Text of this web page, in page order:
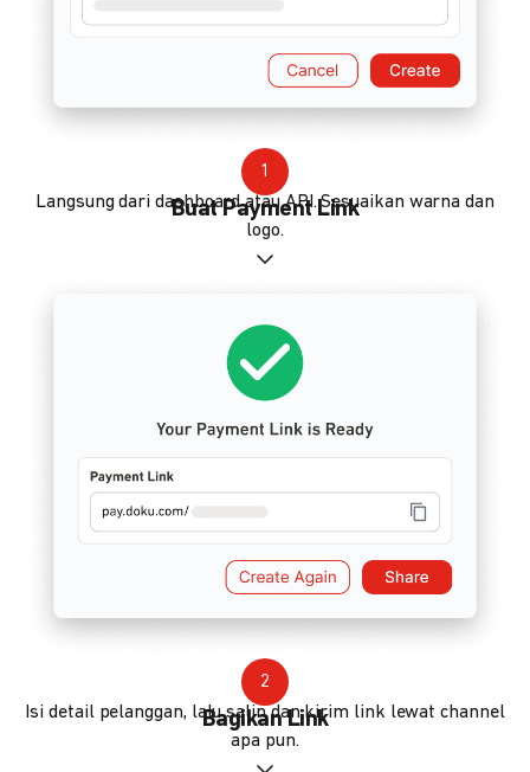
1
Buat Payment Link
Langsung dari dashboard atau API. Sesuaikan warna dan
logo.
2
Bagikan Link
Isi detail pelanggan, lalu salin dan kirim link lewat channel
apa pun.